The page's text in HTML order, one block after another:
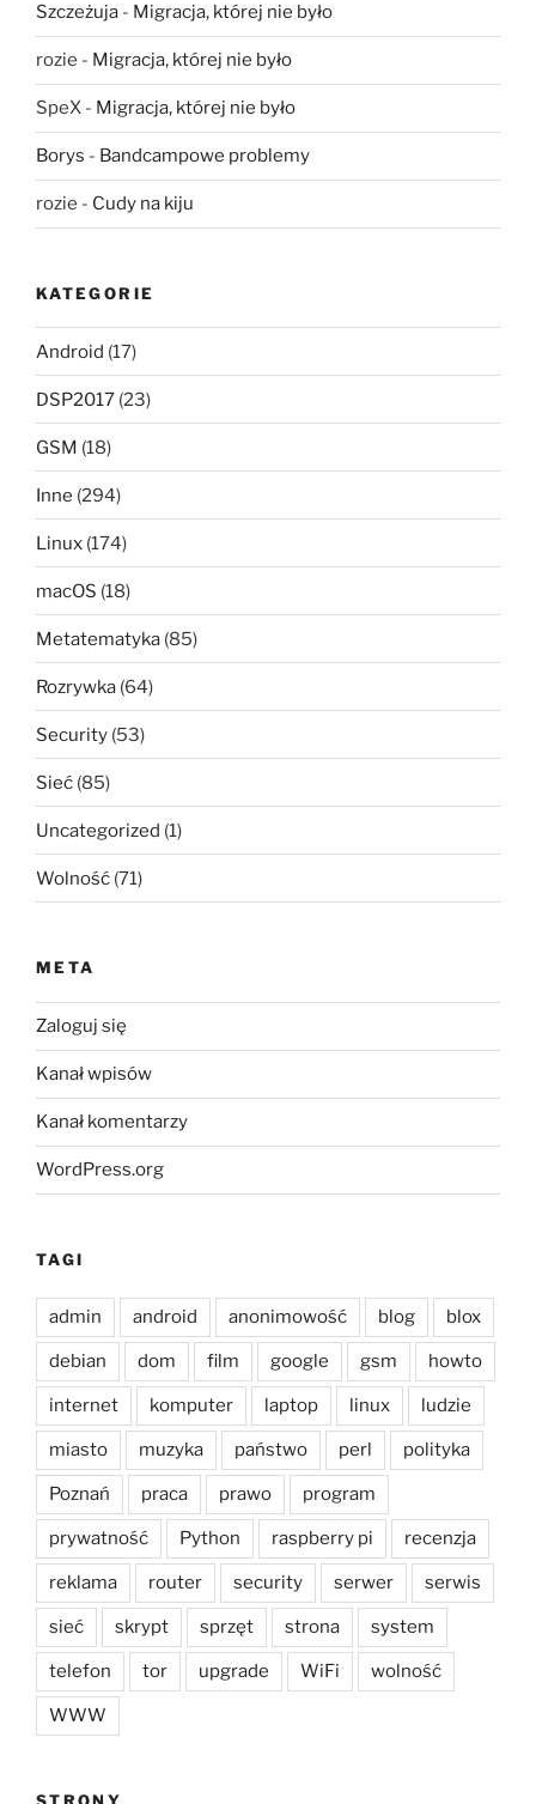
Szczeżuja - Migracja, której nie było
rozie - Migracja, której nie było
SpeX - Migracja, której nie było
Borys - Bandcampowe problemy
rozie - Cudy na kiju
KATEGORIE
Android (17)
DSP2017 (23)
GSM (18)
Inne (294)
Linux (174)
macOS (18)
Metatematyka (85)
Rozrywka (64)
Security (53)
Sieć (85)
Uncategorized (1)
Wolność (71)
META
Zaloguj się
Kanał wpisów
Kanał komentarzy
WordPress.org
TAGI
admin android anonimowość blog blox
debian dom film google gsm howto
internet komputer laptop linux ludzie
miasto muzyka państwo perl polityka
Poznań praca prawo program
prywatność Python raspberry pi recenzja
reklama router security serwer serwis
sieć skrypt sprzęt strona system
telefon tor upgrade WiFi wolność
WWW